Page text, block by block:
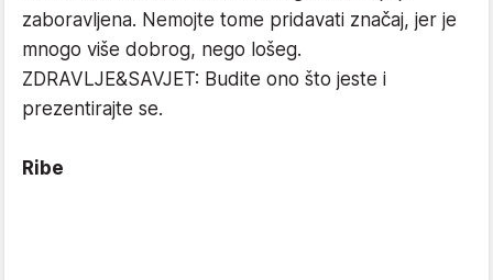
zaboravljena. Nemojte tome pridavati značaj, jer je
mnogo više dobrog, nego lošeg.
ZDRAVLJE&SAVJET: Budite ono što jeste i
prezentirajte se.
Ribe